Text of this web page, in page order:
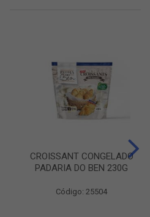
CROISSANT CONGELADO
PADARIA DO BEN 230G
Código: 25504